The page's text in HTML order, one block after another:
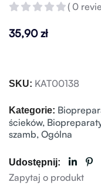
( 0
35,90zł
SKU: KAT00138
Kategorie:
ścieków,
szamb, Ogólna
Udostępnij:
Zapytaj o produkt